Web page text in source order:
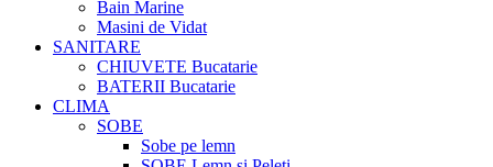
Bain Marine
Masini de Vidat
SANITARE
CHIUVETE Bucatarie
BATERII Bucatarie
CLIMA
SOBE
Sobe pe lemn